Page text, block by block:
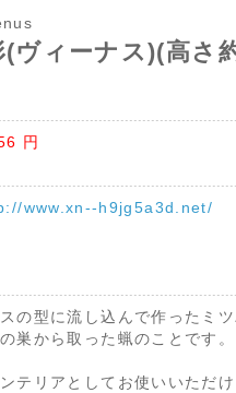
ヴィーナス)(高さ
円
www.xn--h9jg5a3d.net/
の型に流し込んで作ったミツ
巣から取った蝋のことです。
テリアとしてお使いいただけ